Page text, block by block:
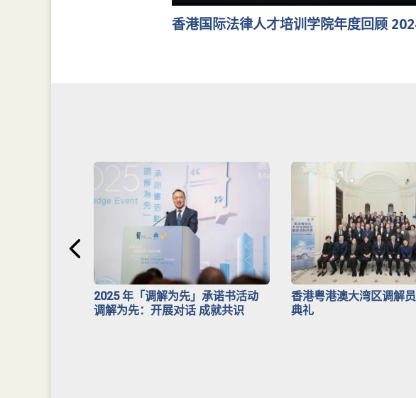
香港国际法律人才培训学院年度回顾
2025 年「调解为先」承诺书活动
调解为先：开展对话 成就共识
香港粤港澳大湾区调解
典礼